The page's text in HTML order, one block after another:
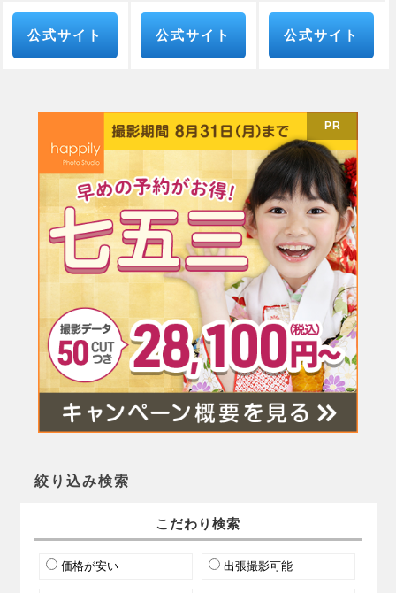
公式サイト 公式サイト 公式サイト
PR
絞り込み検索
こだわり検索
価格が安い 出張撮影可能